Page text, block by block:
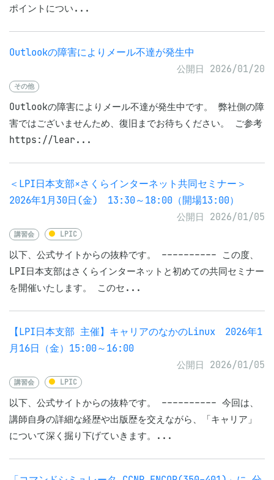
ポイントについ...
Outlookの障害によりメール不達が発生中
公開日 2026/01/20
その他
Outlookの障害によりメール不達が発生中です。 弊社側の障
害ではございませんため、復旧までお待ちください。 ご参考
https://lear...
＜LPI日本支部×さくらインターネット共同セミナー＞
2026年1月30日(金) 13:30～18:00（開場13:00）
公開日 2026/01/05
講習会 LPIC
以下、公式サイトからの抜粋です。 ---------- この度、
LPI日本支部はさくらインターネットと初めての共同セミナー
を開催いたします。 このセ...
【LPI日本支部 主催】キャリアのなかのLinux 2026年1
月16日（金）15:00～16:00
公開日 2026/01/05
講習会 LPIC
以下、公式サイトからの抜粋です。 ---------- 今回は、
講師自身の詳細な経歴や出版歴を交えながら、「キャリア」
について深く掘り下げていきます。...